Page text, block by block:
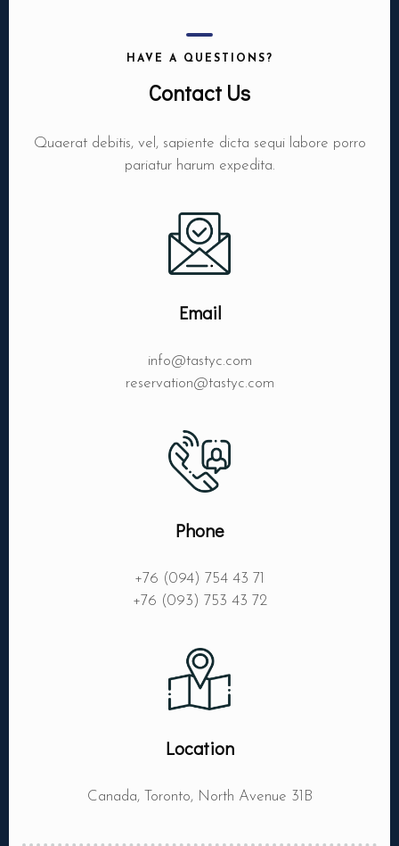
HAVE A QUESTIONS?
Contact Us
Quaerat debitis, vel, sapiente dicta sequi labore porro
pariatur harum expedita.
Email
info@tastyc.com
reservation@tastyc.com
Phone
+76 (094) 754 43 71
+76 (093) 753 43 72
Location
Canada, Toronto, North Avenue 31B
Ma réservation